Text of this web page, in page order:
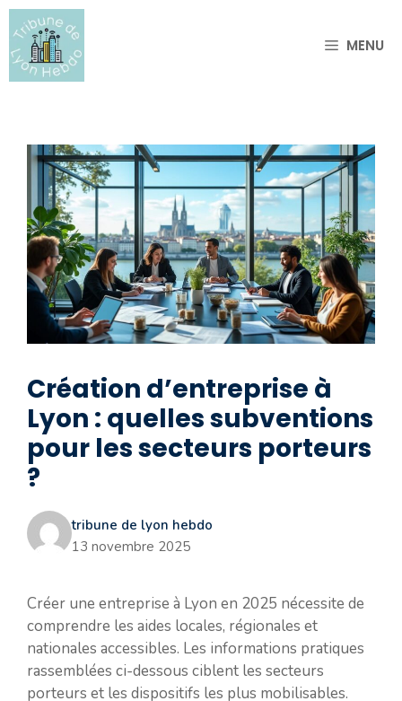
Aller
au
contenu
MENU
Création d’entreprise à
Lyon : quelles subventions
pour les secteurs porteurs
?
tribune de lyon hebdo
13 novembre 2025
Créer une entreprise à Lyon en 2025 nécessite de
comprendre les aides locales, régionales et
nationales accessibles. Les informations pratiques
rassemblées ci-dessous ciblent les secteurs
porteurs et les dispositifs les plus mobilisables.